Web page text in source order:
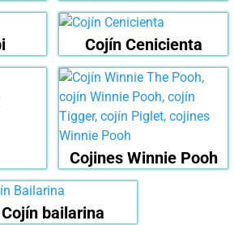
Cojín Cenicienta
Cojines Winnie Pooh
Cojín bailarina